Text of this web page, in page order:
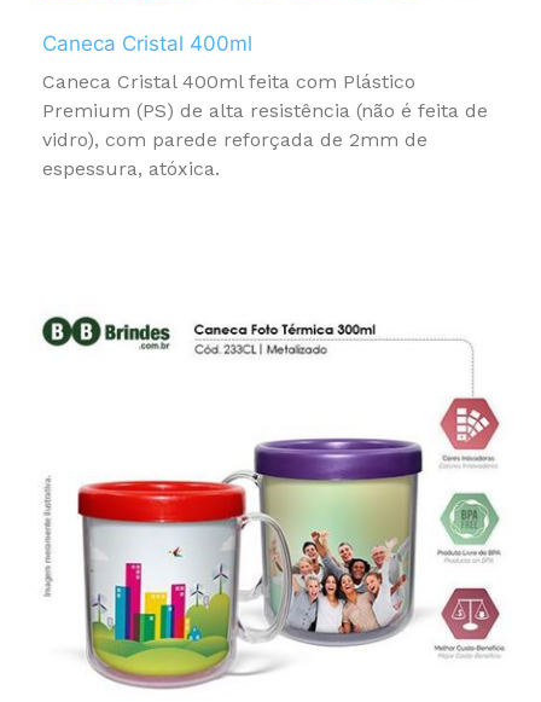
Caneca Cristal 400ml
Caneca Cristal 400ml feita com Plástico
Premium (PS) de alta resistência (não é feita de
vidro), com parede reforçada de 2mm de
espessura, atóxica.